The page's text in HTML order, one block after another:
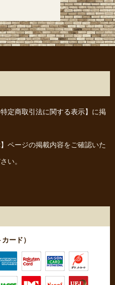
特定商取引法に関する表示】 に掲
ページの掲載内容をご確認いた
い。
ード）